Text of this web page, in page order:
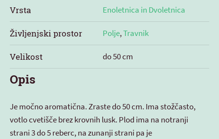
Vrsta Enoletnica in Dvoletnica
Življenjski prostor Polje,Travnik
Velikost do 50 cm
Opis
Je močno aromatična. Zraste do 50 cm. Ima stožčasto,
votlo cvetišče brez krovnih lusk. Plod ima na notranji
strani 3 do 5 reberc, na zunanji strani pa je